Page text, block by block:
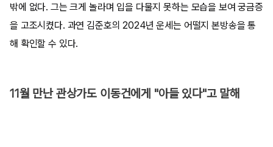
밖에 없다. 그는 크게 놀라며 입을 다물지 못하는 모습을 보여 궁금증
을 고조시켰다. 과연 김준호의 2024년 운세는 어떨지 본방송을 통
해 확인할 수 있다.
11월 만난 관상가도 이동건에게 "아들 있다"고 말해